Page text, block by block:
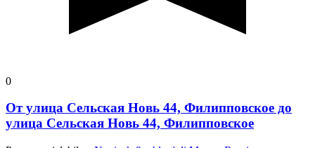
0
От улица Сельская Новь 44, Филипповское до
улица Сельская Новь 44, Филипповское